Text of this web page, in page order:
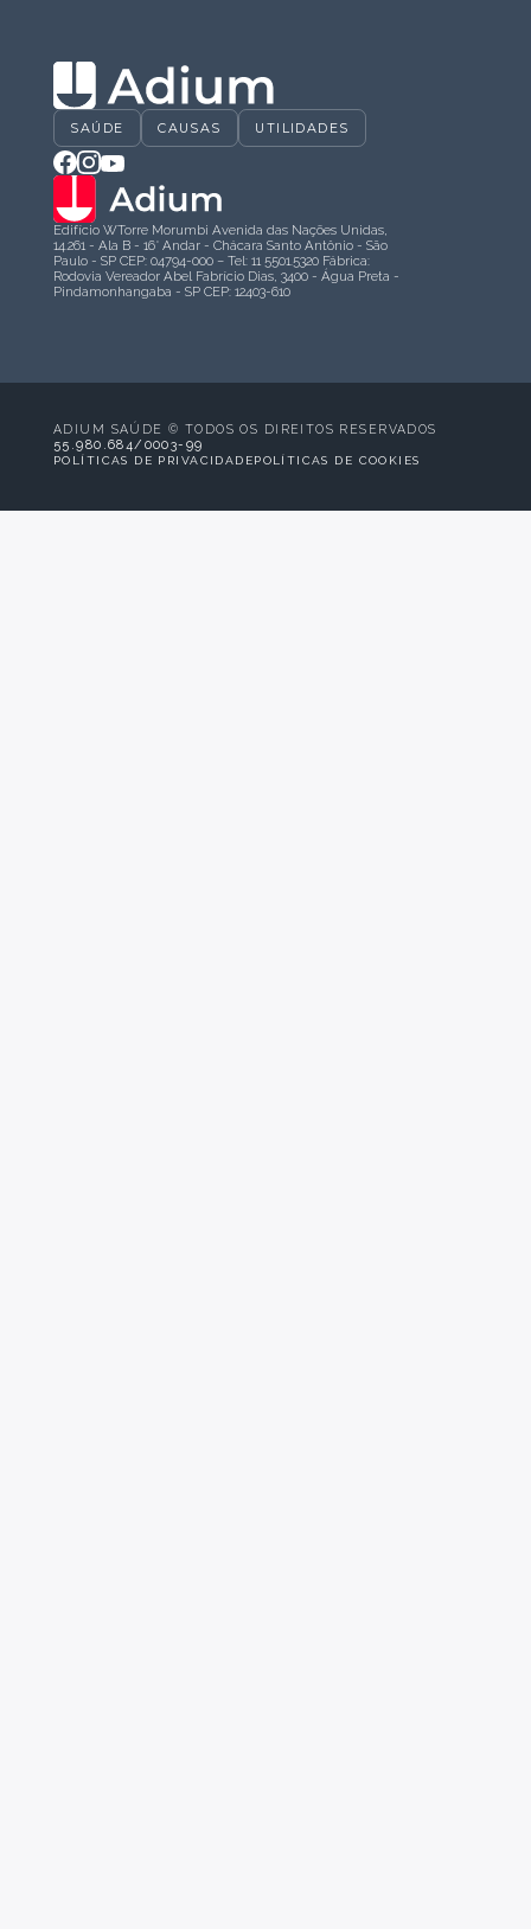
SAÚDE CAUSAS UTILIDADES
Edifício WTorre Morumbi Avenida das Nações Unidas,
14.261 - Ala B - 16° Andar - Chácara Santo Antônio - São
Paulo - SP CEP: 04794-000 – Tel: 11 5501.5320 Fábrica:
Rodovia Vereador Abel Fabrício Dias, 3400 - Água Preta -
Pindamonhangaba - SP CEP: 12403-610
ADIUM SAÚDE © TODOS OS DIREITOS RESERVADOS
55.980.684/0003-99
POLÍTICAS DE PRIVACIDADEPOLÍTICAS DE COOKIES